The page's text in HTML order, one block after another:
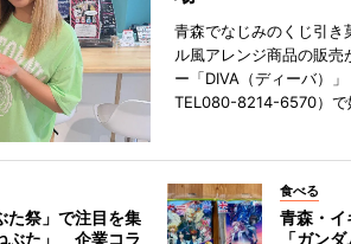
青森でなじみのくじ引き
ル風アレンジ商品の販売
ー「DIVA（ディーバ）」
TEL080-8214-6570）で
た祭」で注目を集
ぶた」 企業コラ
食べる
青森・
「ガン